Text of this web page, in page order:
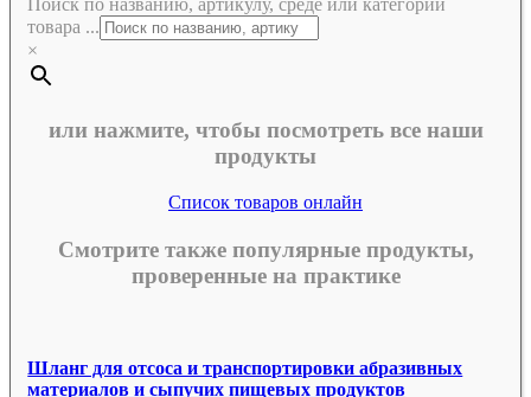
Поиск по названию, артикулу, среде или категории
товара ...
×
или нажмите, чтобы посмотреть все наши
продукты
Список товаров онлайн
Смотрите также популярные продукты,
проверенные на практике
Шланг для отсоса и транспортировки абразивных
материалов и сыпучих пищевых продуктов